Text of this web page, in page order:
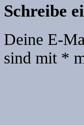
Schreibe
Deine E-
sind mit *